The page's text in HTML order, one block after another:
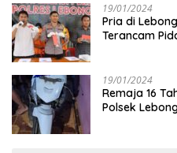
19/01/2024
Pria di
Terancam
19/01/2024
Remaja 16
Polsek